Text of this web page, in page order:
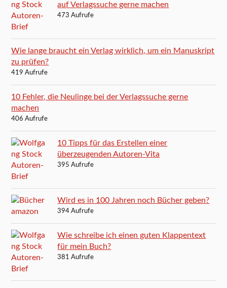
auf Verlagssuche gerne machen
473 Aufrufe
Wie lange braucht ein Verlag wirklich, um ein Manuskript
zu prüfen?
419 Aufrufe
10 Fehler, die Neulinge bei der Verlagssuche gerne
machen
406 Aufrufe
10 Tipps für das Erstellen einer
überzeugenden Autoren-Vita
395 Aufrufe
Wird es in 100 Jahren noch Bücher geben?
394 Aufrufe
Wie schreibe ich einen guten Klappentext
für mein Buch?
381 Aufrufe